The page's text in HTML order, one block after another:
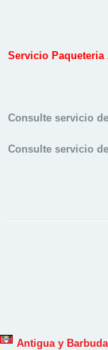
Servicio
Consulte servicio
Consulte servicio
Antigua y Barbuda